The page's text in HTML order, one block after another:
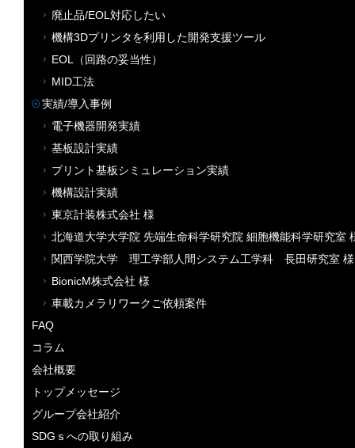
廃止品/EOL対応したい
機構3Dプリンタを利用した開発支援ツール
EOL（回路の妥当性）
MID工法
実績/導入事例
電子機器開発実績
基板設計実績
プリント基板シミュレーション実績
機構設計実績
東京計装株式会社 様
北海道大学大学院 先端生命科学研究院 細胞機能科学研究室
関西学院大学 理工学部人間システム工学科 長田研究室 様
BionicM株式会社 様
車載カメラリワークご依頼案件
FAQ
コラム
会社概要
トップメッセージ
グループ会社紹介
SDGｓへの取り組み